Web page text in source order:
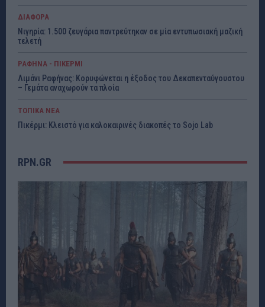
ΔΙΑΦΟΡΑ
Νιγηρία: 1.500 ζευγάρια παντρεύτηκαν σε μία εντυπωσιακή μαζική
τελετή
ΡΑΦΗΝΑ - ΠΙΚΕΡΜΙ
Λιμάνι Ραφήνας: Κορυφώνεται η έξοδος του Δεκαπενταύγουστου
– Γεμάτα αναχωρούν τα πλοία
ΤΟΠΙΚΑ ΝΕΑ
Πικέρμι: Κλειστό για καλοκαιρινές διακοπές το Sojo Lab
RPN.GR